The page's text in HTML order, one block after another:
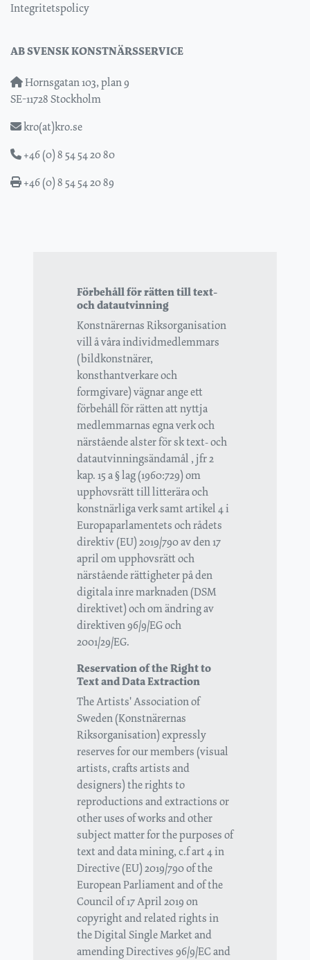
Integritetspolicy
AB SVENSK KONSTNÄRSSERVICE
Hornsgatan 103, plan 9
SE-11728 Stockholm
kro(at)kro.se
+46 (0) 8 54 54 20 80
+46 (0) 8 54 54 20 89
Förbehåll för rätten till text-
och datautvinning
Konstnärernas Riksorganisation
vill å våra individmedlemmars
(bildkonstnärer,
konsthantverkare och
formgivare) vägnar ange ett
förbehåll för rätten att nyttja
medlemmarnas egna verk och
närstående alster för sk text- och
datautvinningsändamål , jfr 2
kap. 15 a § lag (1960:729) om
upphovsrätt till litterära och
konstnärliga verk samt artikel 4 i
Europaparlamentets och rådets
direktiv (EU) 2019/790 av den 17
april om upphovsrätt och
närstående rättigheter på den
digitala inre marknaden (DSM
direktivet) och om ändring av
direktiven 96/9/EG och
2001/29/EG.
Reservation of the Right to
Text and Data Extraction
The Artists' Association of
Sweden (Konstnärernas
Riksorganisation) expressly
reserves for our members (visual
artists, crafts artists and
designers) the rights to
reproductions and extractions or
other uses of works and other
subject matter for the purposes of
text and data mining, c.f art 4 in
Directive (EU) 2019/790 of the
European Parliament and of the
Council of 17 April 2019 on
copyright and related rights in
the Digital Single Market and
amending Directives 96/9/EC and